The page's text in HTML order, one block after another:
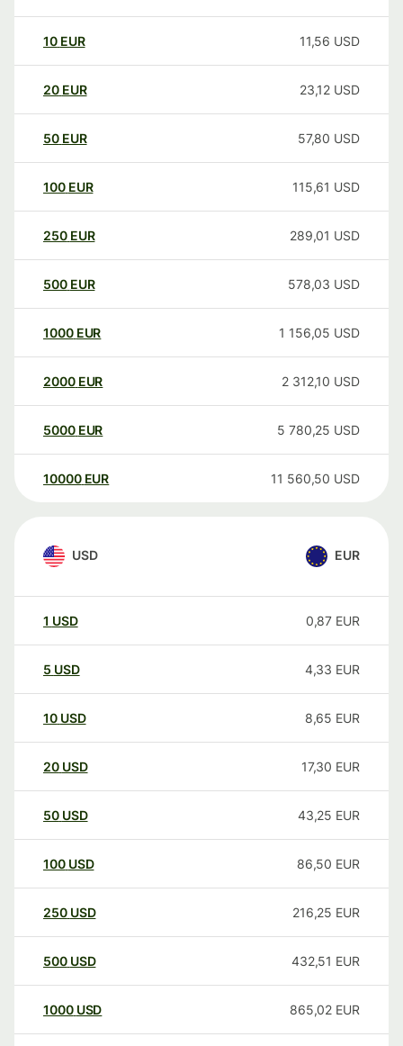
10 EUR 11,56 USD
20 EUR 23,12 USD
50 EUR 57,80 USD
100 EUR 115,61 USD
250 EUR 289,01 USD
500 EUR 578,03 USD
1000 EUR 1 156,05 USD
2000 EUR 2 312,10 USD
5000 EUR 5 780,25 USD
10000 EUR 11 560,50 USD
USD EUR
1 USD 0,87 EUR
5 USD 4,33 EUR
10 USD 8,65 EUR
20 USD 17,30 EUR
50 USD 43,25 EUR
100 USD 86,50 EUR
250 USD 216,25 EUR
500 USD 432,51 EUR
1000 USD 865,02 EUR